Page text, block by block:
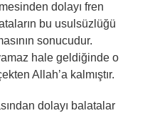
dolayı fren
bu usulsüzlüğü
sonucudur.
hale geldiğinde o
Allah’a kalmıştır.
dolayı balatalar